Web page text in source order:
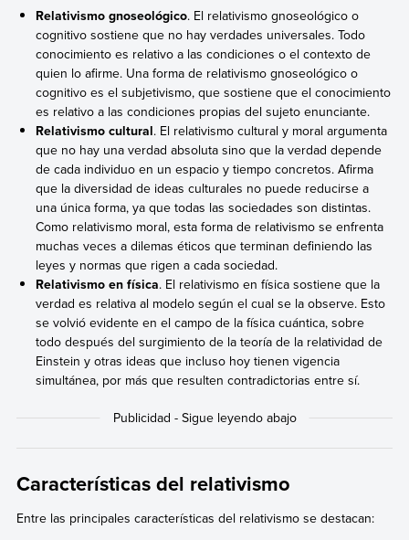
Relativismo gnoseológico. El relativismo gnoseológico o
cognitivo sostiene que no hay verdades universales. Todo
conocimiento es relativo a las condiciones o el contexto de
quien lo afirme. Una forma de relativismo gnoseológico o
cognitivo es el subjetivismo, que sostiene que el conocimiento
es relativo a las condiciones propias del sujeto enunciante.
Relativismo cultural. El relativismo cultural y moral argumenta
que no hay una verdad absoluta sino que la verdad depende
de cada individuo en un espacio y tiempo concretos. Afirma
que la diversidad de ideas culturales no puede reducirse a
una única forma, ya que todas las sociedades son distintas.
Como relativismo moral, esta forma de relativismo se enfrenta
muchas veces a dilemas éticos que terminan definiendo las
leyes y normas que rigen a cada sociedad.
Relativismo en física. El relativismo en física sostiene que la
verdad es relativa al modelo según el cual se la observe. Esto
se volvió evidente en el campo de la física cuántica, sobre
todo después del surgimiento de la teoría de la relatividad de
Einstein y otras ideas que incluso hoy tienen vigencia
simultánea, por más que resulten contradictorias entre sí.
Características del relativismo
Entre las principales características del relativismo se destacan: